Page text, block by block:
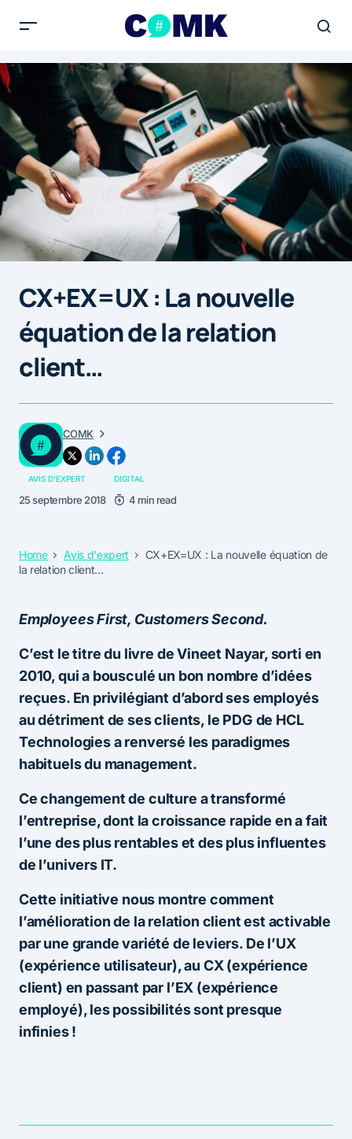
CX+EX=UX : La nouvelle
équation de la relation
client…
COMK
AVIS D'EXPERT DIGITAL
25 septembre 2018 4 min read
Home Avis d'expert
CX+EX=UX : La nouvelle équation de
la relation client…
Employees First, Customers Second.
C’est le titre du livre de Vineet Nayar, sorti en
2010, qui a bousculé un bon nombre d’idées
reçues. En privilégiant d’abord ses employés
au détriment de ses clients, le PDG de HCL
Technologies a renversé les paradigmes
habituels du management.
Ce changement de culture a transformé
l’entreprise, dont la croissance rapide en a fait
l’une des plus rentables et des plus influentes
de l’univers IT.
Cette initiative nous montre comment
l’amélioration de la relation client est activable
par une grande variété de leviers. De l’UX
(expérience utilisateur), au CX (expérience
client) en passant par l’EX (expérience
employé), les possibilités sont presque
infinies !